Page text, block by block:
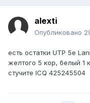
alexti
Опубликовано
есть остатки UTP 5e
желтого 5 кор, белый 1
стучите ICQ 425245504